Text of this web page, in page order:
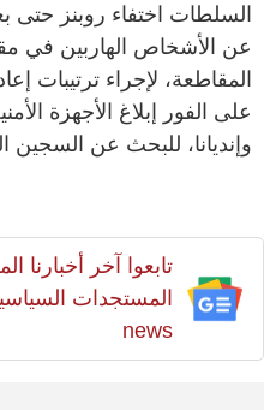
السلطات اختفاء روبنز حتى
عن الأشخاص الهاربين في
المقاطعة، لإجراء ترتيبات
على الفور إبلاغ الأجهزة
وإنديانا، للبحث عن السجين
تابعوا آخر أخبارنا
news